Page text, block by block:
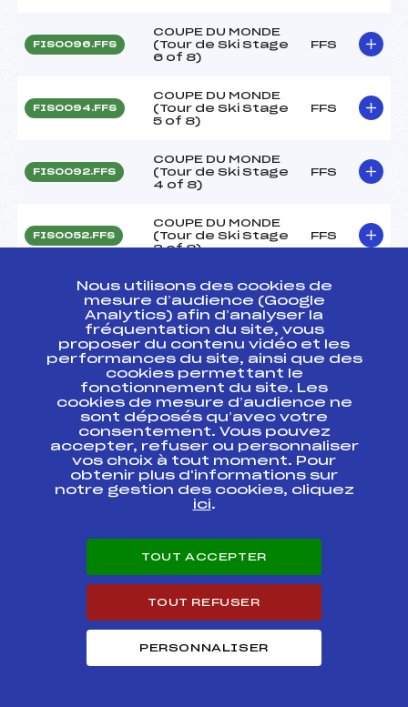
FIS0096.FFS
COUPE DU MONDE
(Tour de Ski Stage
6 of 8)
FFS
FIS0094.FFS
COUPE DU MONDE
(Tour de Ski Stage
5 of 8)
FFS
FIS0092.FFS
COUPE DU MONDE
(Tour de Ski Stage
4 of 8)
FFS
FIS0052.FFS
COUPE DU MONDE
(Tour de Ski Stage
3 of 8)
FFS
FIS0050.FFS
COUPE DU MONDE
(Tour de Ski Stage
2 of 8)
FFS
COUPE DU MONDE
KO SPRINT FINAL
(Tour de Ski Stage
1 of 8)
COUPE DU MONDE
(Tour de Ski Stage
1 of 8)
FFS
FIS0033.FFS COUPE DU MONDE FFS
COUPE DU MONDE
(Stage 3 of 3)
(Stage 2 of 3)
COUPE DU MONDE
KO SPRINT FINAL
(Stage 1 of 3)
Nous utilisons des cookies de
mesure d’audience (Google
Analytics) afin d’analyser la
fréquentation du site, vous
proposer du contenu vidéo et les
performances du site, ainsi que des
cookies permettant le
fonctionnement du site. Les
cookies de mesure d’audience ne
sont déposés qu’avec votre
consentement. Vous pouvez
accepter, refuser ou personnaliser
vos choix à tout moment. Pour
obtenir plus d'informations sur
notre gestion des cookies, cliquez
ici.
TOUT ACCEPTER
TOUT REFUSER
PERSONNALISER